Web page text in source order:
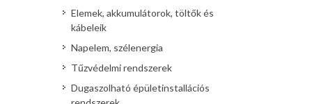
Elemek, akkumulátorok, töltők és
kábeleik
Napelem, szélenergia
Tűzvédelmi rendszerek
Dugaszolható épületinstallációs